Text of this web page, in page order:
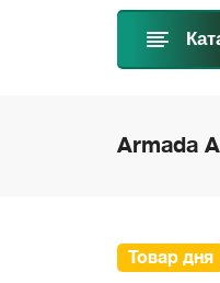
Armada
Товар дня